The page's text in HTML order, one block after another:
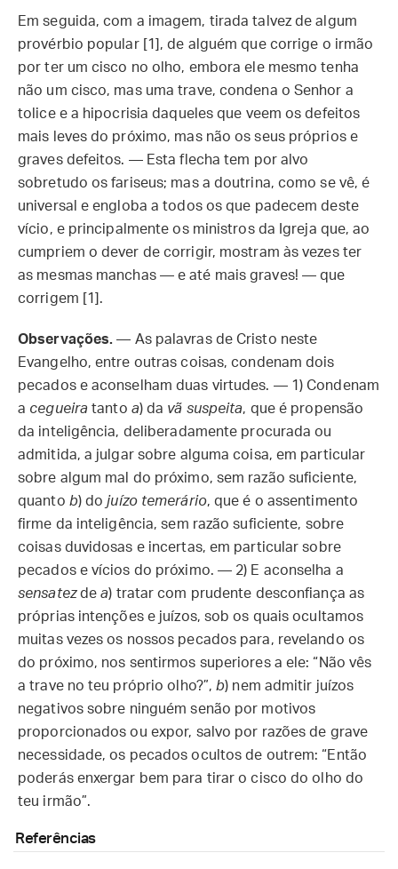
Em seguida, com a imagem, tirada talvez de algum
provérbio popular [1], de alguém que corrige o irmão
por ter um cisco no olho, embora ele mesmo tenha
não um cisco, mas uma trave, condena o Senhor a
tolice e a hipocrisia daqueles que veem os defeitos
mais leves do próximo, mas não os seus próprios e
graves defeitos. — Esta flecha tem por alvo
sobretudo os fariseus; mas a doutrina, como se vê, é
universal e engloba a todos os que padecem deste
vício, e principalmente os ministros da Igreja que, ao
cumpriem o dever de corrigir, mostram às vezes ter
as mesmas manchas — e até mais graves! — que
corrigem [1].
Observações. — As palavras de Cristo neste
Evangelho, entre outras coisas, condenam dois
pecados e aconselham duas virtudes. — 1) Condenam
a cegueiratanto a) da vã suspeita, que é propensão
da inteligência, deliberadamente procurada ou
admitida, a julgar sobre alguma coisa, em particular
sobre algum mal do próximo, sem razão suficiente,
quanto b) dojuízo temerário, que é o assentimento
firme da inteligência, sem razão suficiente, sobre
coisas duvidosas e incertas, em particular sobre
pecados e vícios do próximo. — 2) E aconselha a
sensatezdea) tratar com prudente desconfiança as
próprias intenções e juízos, sob os quais ocultamos
muitas vezes os nossos pecados para, revelando os
do próximo, nos sentirmos superiores a ele: “Não vês
a trave no teu próprio olho?”,b) nem admitir juízos
negativos sobre ninguém senão por motivos
proporcionados ou expor, salvo por razões de grave
necessidade, os pecados ocultos de outrem: “Então
poderás enxergar bem para tirar o cisco do olho do
teu irmão”.
Referências